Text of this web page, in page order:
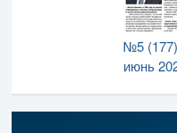
№5 (177)
июнь